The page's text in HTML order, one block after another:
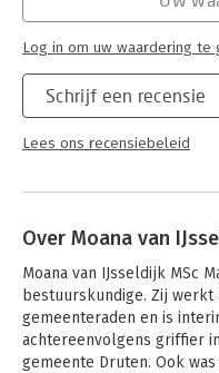
Schrijf een recensie
Lees ons recensiebeleid
Log in om uw waardering te
Over Moana van
Moana van IJsseldijk MSc
bestuurskundige. Zij
gemeenteraden en is
achtereenvolgens griffier
gemeente Druten. Ook